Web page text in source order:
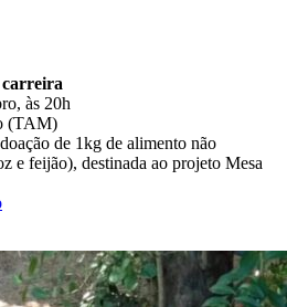
carreira
às 20h
(TAM)
de 1kg de alimento não
e feijão), destinada ao projeto Mesa